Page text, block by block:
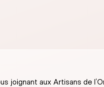
joignant aux Artisans de